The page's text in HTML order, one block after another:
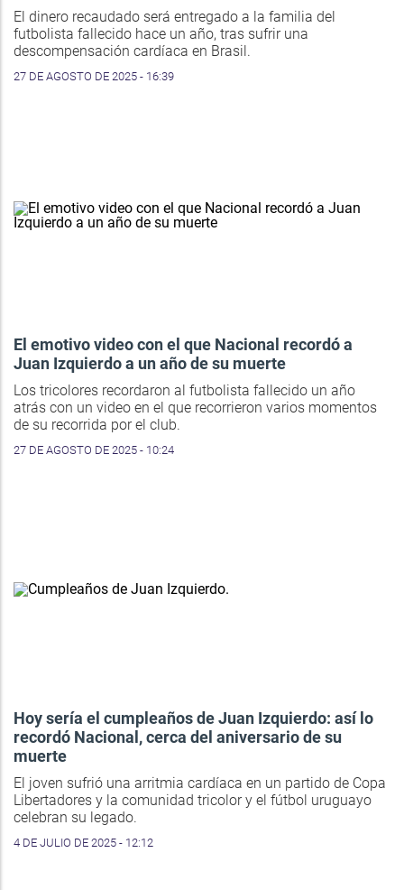
El dinero recaudado será entregado a la familia del
futbolista fallecido hace un año, tras sufrir una
descompensación cardíaca en Brasil.
27 DE AGOSTO DE 2025 - 16:39
El emotivo video con el que Nacional recordó a
Juan Izquierdo a un año de su muerte
Los tricolores recordaron al futbolista fallecido un año
atrás con un video en el que recorrieron varios momentos
de su recorrida por el club.
27 DE AGOSTO DE 2025 - 10:24
Hoy sería el cumpleaños de Juan Izquierdo: así lo
recordó Nacional, cerca del aniversario de su
muerte
El joven sufrió una arritmia cardíaca en un partido de Copa
Libertadores y la comunidad tricolor y el fútbol uruguayo
celebran su legado.
4 DE JULIO DE 2025 - 12:12